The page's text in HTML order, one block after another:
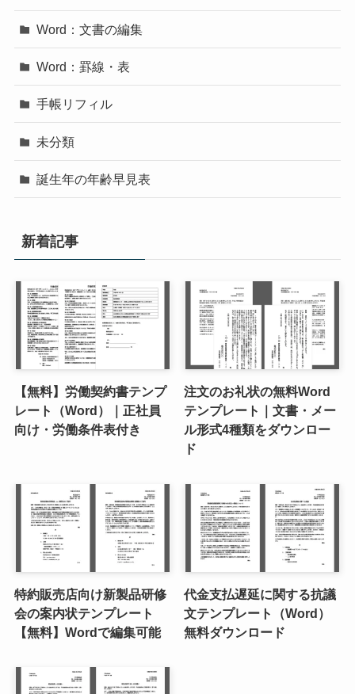
Word：文書の編集
Word：罫線・表
手帳リフィル
未分類
誕生年の年齢早見表
新着記事
【無料】労働契約書テンプ
レート（Word）｜正社員
向け・労働条件表付き
注文のお礼状の無料Word
テンプレート｜文書・メー
ル形式4種類をダウンロー
ド
特約販売店向け新製品研修
会の案内状テンプレート
【無料】Wordで編集可能
代金支払遅延に関する抗議
文テンプレート（Word）
無料ダウンロード